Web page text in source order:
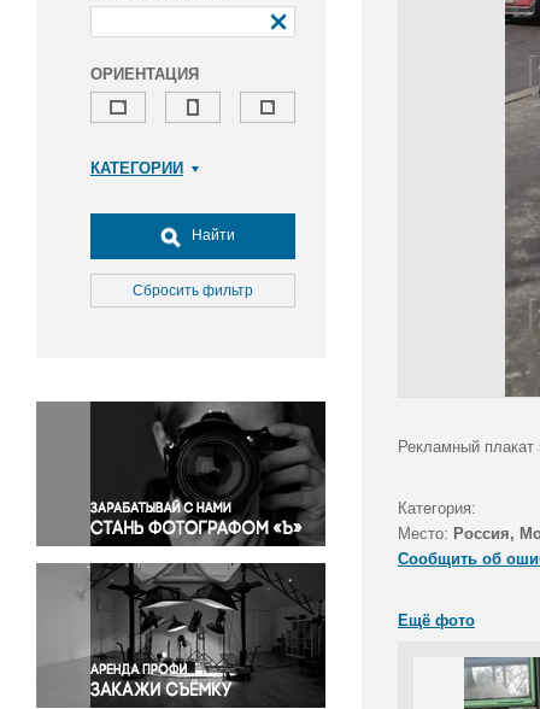
ОРИЕНТАЦИЯ
КАТЕГОРИИ
Досуг, туризм и отдых
Культура
Медицина
Окружающая среда
Политика
Правосудие
Происшествия и конфликты
Религия
Светская жизнь
Спорт
Экология
Экономика и бизнес
Найти
Сбросить фильтр
Рекламный плакат
Категория:
Место: Россия,
Сообщить об
Ещё фото